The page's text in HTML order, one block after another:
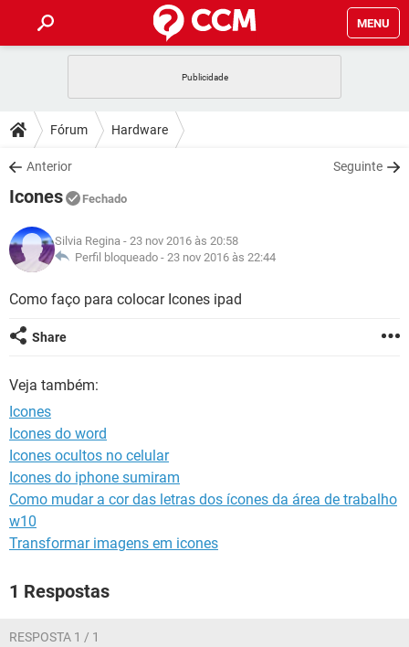
MENU
CELULAR
OUTLOOK
INSTAGRAM
GUIA DE COMPRAS
DICAS
JOGOS
INSTAGRAM GMAIL
GUIA DE COMPRAS
DOWNLOADS
JOGOS
CELULAR
OUTLOOK EXCEL
INSTAGRAM GMAIL
JOGOS WHATSAPP
CELULAR
OUTLOOK EXCEL
INSTAGRAM
GLOSSÁRIO
WHATSAPP
INSTAGRAM
GUIA DE COMPRAS
Fórum Hardware
Anterior Seguinte
Icones Fechado
Silvia Regina - 23 nov 2016 às 20:58
Perfil bloqueado - 23 nov 2016 às 22:44
Como faço para colocar Icones ipad
Share
Veja também:
Icones
Icones do word
Icones ocultos no celular
Icones do iphone sumiram
Como mudar a cor das letras dos ícones da área de trabalho
w10
Transformar imagens em icones
1 Respostas
RESPOSTA 1 / 1